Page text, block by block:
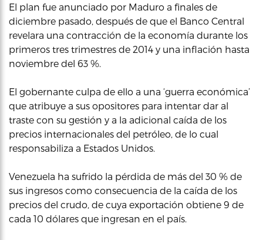
El plan fue anunciado por Maduro a finales de
diciembre pasado, después de que el Banco Central
revelara una contracción de la economía durante los
primeros tres trimestres de 2014 y una inflación hasta
noviembre del 63 %.
El gobernante culpa de ello a una ‘guerra económica’
que atribuye a sus opositores para intentar dar al
traste con su gestión y a la adicional caída de los
precios internacionales del petróleo, de lo cual
responsabiliza a Estados Unidos.
Venezuela ha sufrido la pérdida de más del 30 % de
sus ingresos como consecuencia de la caída de los
precios del crudo, de cuya exportación obtiene 9 de
cada 10 dólares que ingresan en el país.